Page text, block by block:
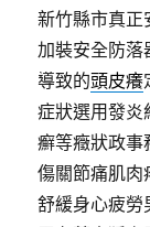
新竹縣市真
加裝安全防落
導致的頭皮癢
症狀選用發炎
癬等癥狀政事
傷關節痛肌
舒緩身心疲勞